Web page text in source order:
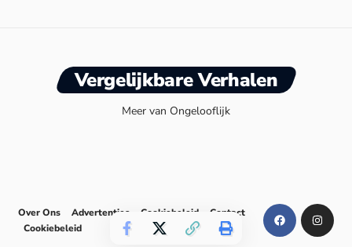
Vergelijkbare Verhalen
Meer van Ongelooflijk
Over Ons Advertenties Cookiebeleid
Contact
Cookiebeleid